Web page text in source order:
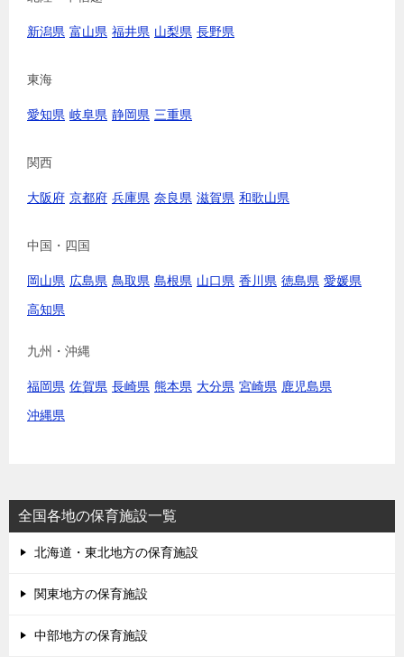
新潟県 富山県 福井県 山梨県 長野県
東海
愛知県 岐阜県 静岡県 三重県
関西
大阪府 京都府 兵庫県 奈良県 滋賀県 和歌山県
中国・四国
岡山県 広島県 鳥取県 島根県 山口県 香川県 徳島県 愛媛県
高知県
九州・沖縄
福岡県 佐賀県 長崎県 熊本県 大分県 宮崎県 鹿児島県
沖縄県
全国各地の保育施設一覧
北海道・東北地方の保育施設
関東地方の保育施設
中部地方の保育施設